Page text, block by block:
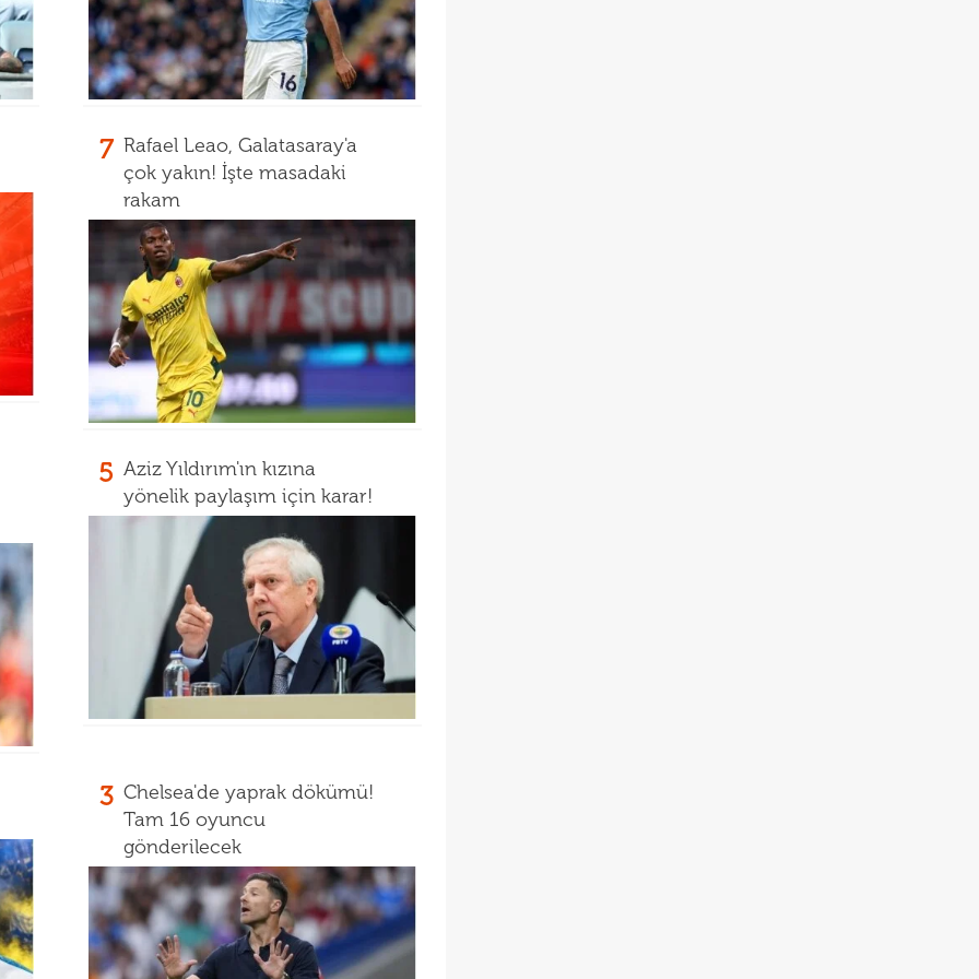
7 Rafael Leao, Galatasaray'a
çok yakın! İşte masadaki
rakam
5 Aziz Yıldırım'ın kızına
yönelik paylaşım için karar!
3 Chelsea'de yaprak dökümü!
Tam 16 oyuncu
gönderilecek